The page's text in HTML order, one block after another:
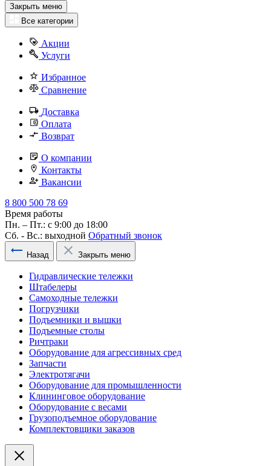
Закрыть меню
Все категории
Акции
Услуги
Избранное
Сравнение
Доставка
Оплата
Возврат
О компании
Контакты
Вакансии
8 800 500 78 69
Время работы
Пн. – Пт.: с 9:00 до 18:00
Сб. - Вс.: выходной Обратный звонок
Назад Закрыть меню
Гидравлические тележки
Штабелеры
Самоходные тележки
Погрузчики
Подъемники и вышки
Подъемные столы
Ричтраки
Оборудование для агрессивных сред
Запчасти
Электротягачи
Оборудование для промышленности
Клининговое оборудование
Оборудование с весами
Грузоподъемное оборудование
Комплектовщики заказов